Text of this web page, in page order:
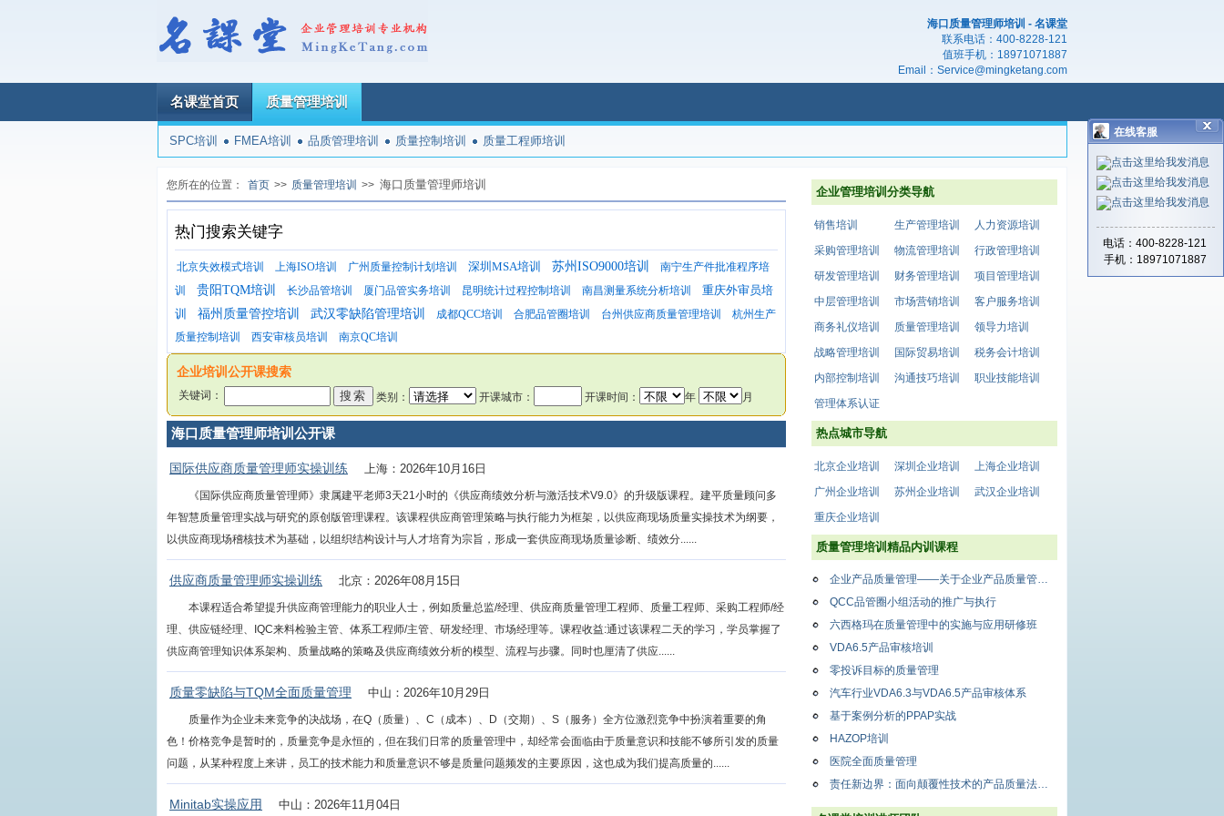
海口质量管理师培训 - 名课堂
联系电话： 400-8228-121
值班手机： 18971071887
Email： Service@mingketang.com
名课堂首页 质量管理培训
SPC培训 FMEA培训 品质管理培训 质量控制培训 质量工程师培训
您所在的位置： 首页 >> 质量管理培训 >> 海口质量管理师培训
热门搜索关键字
北京失效模式培训 上海ISO培训 广州质量控制计划培训 深圳MSA培训 苏州ISO9000培训
南宁生产件批准程序培
训
贵阳TQM培训 长沙品管培训 厦门品管实务培训 昆明统计过程控制培训 南昌测量系统分析培训
重庆外审员培
训
福州质量管控培训 武汉零缺陷管理培训 成都QCC培训 合肥品管圈培训 台州供应商质量管理培训
杭州生产
质量控制培训
西安审核员培训 南京QC培训
企业培训公开课搜索
关键词： 类别： 开课城市： 开课时间： 年 月
海口质量管理师培训公开课
国际供应商质量管理师实操训练 上海：2026年10月16日
《国际供应商质量管理师》隶属建平老师3天21小时的《供应商绩效分析与激活技术V9.0》的升级版课程。建平质量顾问多
年智慧质量管理实战与研究的原创版管理课程。该课程供应商管理策略与执行能力为框架，以供应商现场质量实操技术为纲要，
以供应商现场稽核技术为基础，以组织结构设计与人才培育为宗旨，形成一套供应商现场质量诊断、绩效分......
供应商质量管理师实操训练 北京：2026年08月15日
本课程适合希望提升供应商管理能力的职业人士，例如质量总监/经理、供应商质量管理工程师、质量工程师、采购工程师/经
理、供应链经理、IQC来料检验主管、体系工程师/主管、研发经理、市场经理等。课程收益:通过该课程二天的学习，学员掌握了
供应商管理知识体系架构、质量战略的策略及供应商绩效分析的模型、流程与步骤。同时也厘清了供应......
质量零缺陷与TQM全面质量管理 中山：2026年10月29日
质量作为企业未来竞争的决战场，在Q（质量）、C（成本）、D（交期）、S（服务）全方位激烈竞争中扮演着重要的角
色！价格竞争是暂时的，质量竞争是永恒的，但在我们日常的质量管理中，却经常会面临由于质量意识和技能不够所引发的质量
问题，从某种程度上来讲，员工的技术能力和质量意识不够是质量问题频发的主要原因，这也成为我们提高质量的......
Minitab实操应用 中山：2026年11月04日
企业管理培训分类导航
销售培训 生产管理培训
人力资源培训
采购管理培训
物流管理培训
行政管理培训
研发管理培训
财务管理培训
项目管理培训
中层管理培训
市场营销培训
客户服务培训
商务礼仪培训
质量管理培训
领导力培训
战略管理培训
国际贸易培训
税务会计培训
内部控制培训
沟通技巧培训
职业技能培训
管理体系认证
热点城市导航
北京企业培训 深圳企业培训
上海企业培训
广州企业培训
苏州企业培训
武汉企业培训
重庆企业培训
质量管理培训精品内训课程
企业产品质量管理——关于企业产品质量管量中存在的问题
QCC品管圈小组活动的推广与执行
六西格玛在质量管理中的实施与应用研修班
VDA6.5产品审核培训
零投诉目标的质量管理
汽车行业VDA6.3与VDA6.5产品审核体系
基于案例分析的PPAP实战
HAZOP培训
医院全面质量管理
责任新边界：面向颠覆性技术的产品质量法律合规体系构建
在线客服
电话：400-8228-121
手机：18971071887